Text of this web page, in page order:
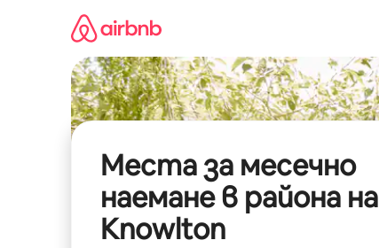
съдържанието
Места за месечно
наемане в района на
Knowlton